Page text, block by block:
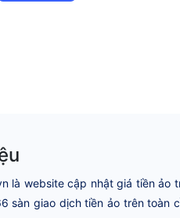
là website cập nhật giá tiền ảo
sàn giao dịch tiền ảo trên toàn